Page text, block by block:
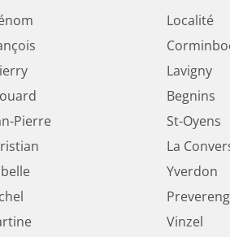
Localité
Lavigny
Begnins
Pierre St-Oyens
La
Yverdon
Vinzel